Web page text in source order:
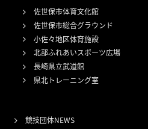
佐世保市体育文化館
佐世保市総合グラウンド
小佐々地区体育施設
北部ふれあいスポーツ広場
長崎県立武道館
県北トレーニング室
競技団体NEWS